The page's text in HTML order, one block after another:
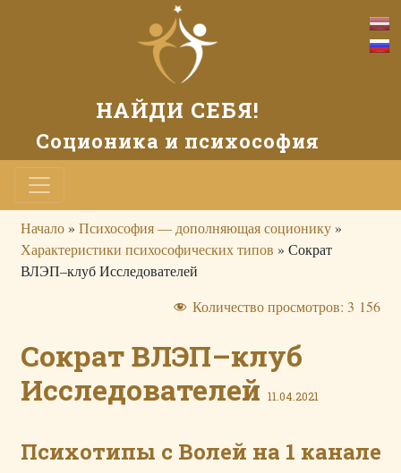
НАЙДИ СЕБЯ!
Соционика и психософия
Начало» Психософия — дополняющая соционику»
Характеристики психософических типов » Сократ
ВЛЭП–клуб Исследователей
Количество просмотров: 3 156
Сократ ВЛЭП–клуб
Исследователей 11.04.2021
Психотипы с Волей на 1 канале